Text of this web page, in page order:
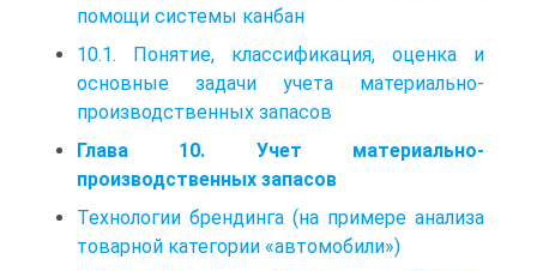
помощи системы канбан
10.1. Понятие, классификация, оценка и
основные задачи учета материально-
производственных запасов
Глава 10. Учет материально-
производственных запасов
Технологии брендинга (на примере анализа
товарной категории «автомобили»)